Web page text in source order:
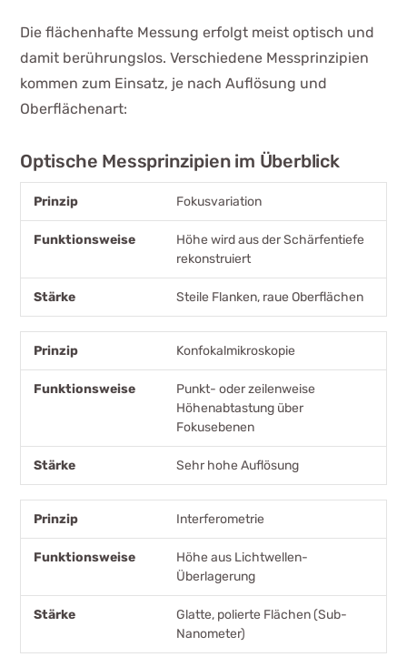
Die flächenhafte Messung erfolgt meist optisch und
damit berührungslos. Verschiedene Messprinzipien
kommen zum Einsatz, je nach Auflösung und
Oberflächenart:
Optische Messprinzipien im Überblick
Prinzip Funktionsweise
Typische
Stärke
Fokusvariation
Höhe wird aus der Schärfentiefe
rekonstruiert
Steile Flanken, raue Oberflächen
Konfokalmikroskopie
Punkt- oder zeilenweise
Höhenabtastung über
Fokusebenen
Sehr hohe Auflösung
Interferometrie
Höhe aus Lichtwellen-
Überlagerung
Glatte, polierte Flächen (Sub-
Nanometer)